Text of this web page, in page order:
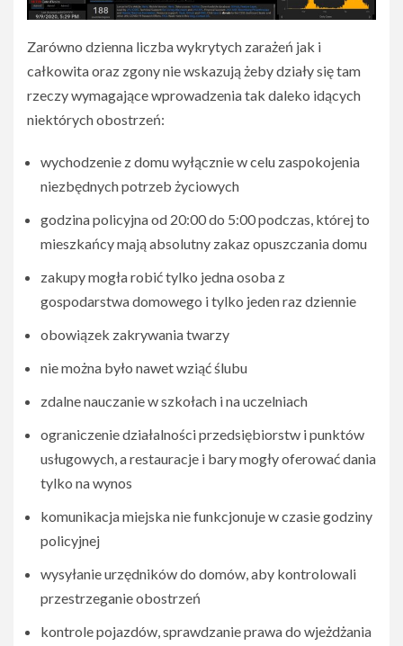
Zarówno dzienna liczba wykrytych zarażeń jak i
całkowita oraz zgony nie wskazują żeby działy się tam
rzeczy wymagające wprowadzenia tak daleko idących
niektórych obostrzeń:
wychodzenie z domu wyłącznie w celu zaspokojenia
niezbędnych potrzeb życiowych
godzina policyjna od 20:00 do 5:00 podczas, której to
mieszkańcy mają absolutny zakaz opuszczania domu
zakupy mogła robić tylko jedna osoba z
gospodarstwa domowego i tylko jeden raz dziennie
obowiązek zakrywania twarzy
nie można było nawet wziąć ślubu
zdalne nauczanie w szkołach i na uczelniach
ograniczenie działalności przedsiębiorstw i punktów
usługowych, a restauracje i bary mogły oferować dania
tylko na wynos
komunikacja miejska nie funkcjonuje w czasie godziny
policyjnej
wysyłanie urzędników do domów, aby kontrolowali
przestrzeganie obostrzeń
kontrole pojazdów, sprawdzanie prawa do wjeżdżania